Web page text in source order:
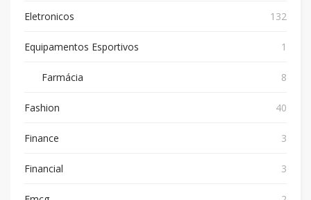
Eletronicos 132
Equipamentos Esportivos 1
Farmácia 8
Fashion 40
Finance 3
Financial 3